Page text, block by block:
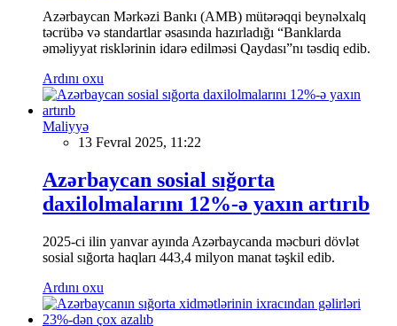
Azərbaycan Mərkəzi Bankı (AMB) mütərəqqi beynəlxalq
təcrübə və standartlar əsasında hazırladığı “Banklarda
əməliyyat risklərinin idarə edilməsi Qaydası”nı təsdiq edib.
Ardını oxu
Maliyyə
13 Fevral 2025, 11:22
Azərbaycan sosial sığorta
daxilolmalarını 12%-ə yaxın artırıb
2025-ci ilin yanvar ayında Azərbaycanda məcburi dövlət
sosial sığorta haqları 443,4 milyon manat təşkil edib.
Ardını oxu